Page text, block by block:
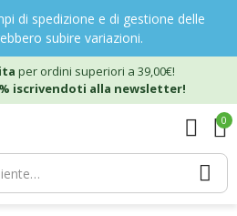
di spedizione e di gestione delle
subire variazioni.
per ordini superiori a 39,00€!
iscrivendoti alla newsletter!
0